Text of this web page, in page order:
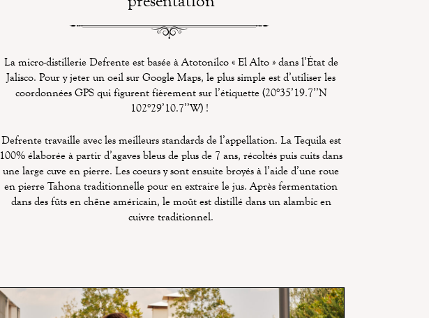
La micro-distillerie Defrente est basée à Atotonilco « El Alto » dans l’État de
Jalisco. Pour y jeter un oeil sur Google Maps, le plus simple est d’utiliser les
coordonnées GPS qui figurent fièrement sur l’étiquette (20°35’19.7’’N
102°29’10.7’’W) !
Defrente travaille avec les meilleurs standards de l’appellation. La Tequila est
100% élaborée à partir d’agaves bleus de plus de 7 ans, récoltés puis cuits dans
une large cuve en pierre. Les coeurs y sont ensuite broyés à l’aide d’une roue
en pierre Tahona traditionnelle pour en extraire le jus. Après fermentation
dans des fûts en chêne américain, le moût est distillé dans un alambic en
cuivre traditionnel.